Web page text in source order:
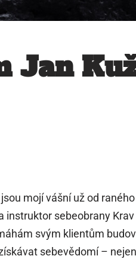
Jan
mojí vášní už od
instruktor sebeobrany
svým klientům
sebevědomí –